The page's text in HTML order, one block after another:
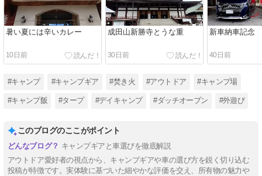
暑い夏には辛いカレー
10日前
成田山新勝寺とうな重
30日前
新車納車記念
40日前
#キャンプ #キャンプギア #焚き火 #アウトドア #キャンプ場
#キャンプ飯 #タープ #デイキャンプ #ダッチオーブン #外遊び
このブログのここがポイント
キャンプギアと車選びを徹底解説
アウトドア愛好者の視点から、キャンプギアや車の選び方を鋭く切り込む
投稿が特徴です。実体験に基づいた細やかな評価を交え、所有物の魅力や